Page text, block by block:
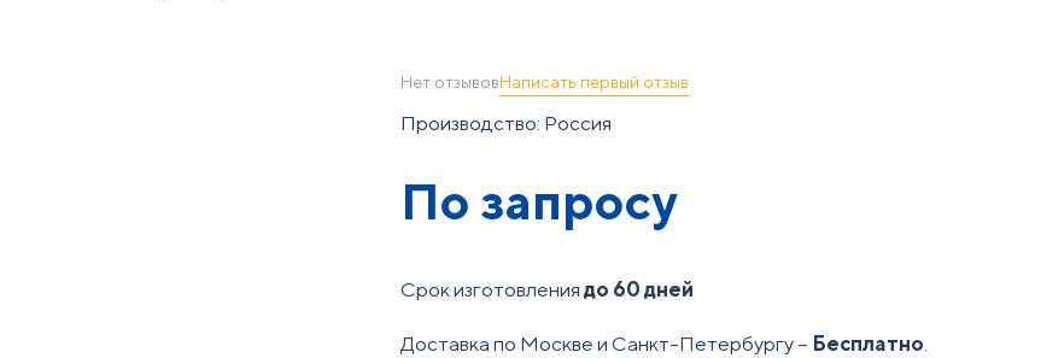
Нет отзывовНаписать первый отзыв
Производство: Россия
По запросу
Срок изготовления до 60 дней
Доставка по Москве и Санкт-Петербургу – Бесплатно